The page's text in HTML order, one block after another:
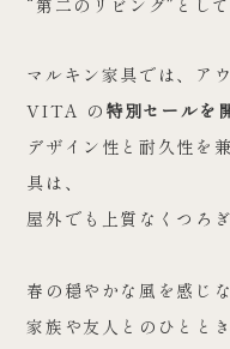
“第二のリビング”とし
マルキン家具では、ア
VITA の 特別セールを
デザイン性と耐久性
具は、
屋外でも上質なくつろ
春の穏やかな風を感じな
家族や友人とのひとと